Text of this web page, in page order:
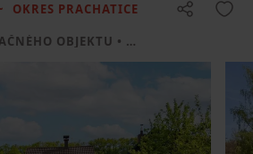
OKRES PRACHATICE
OBJEKTU • 1 LOŽNICE BEZ REALITKY